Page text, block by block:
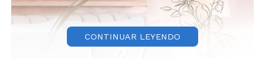
CONTINUAR LEYENDO